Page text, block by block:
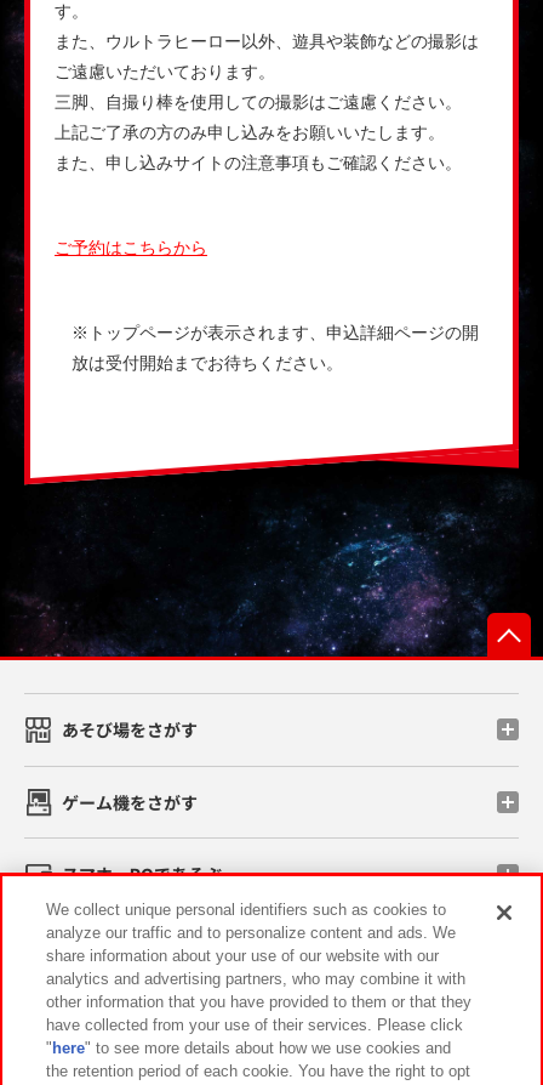
す。
また、ウルトラヒーロー以外、遊具や装飾などの撮影は
ご遠慮いただいております。
三脚、自撮り棒を使用しての撮影はご遠慮ください。
上記ご了承の方のみ申し込みをお願いいたします。
また、申し込みサイトの注意事項もご確認ください。
ご予約はこちらから
※トップページが表示されます、申込詳細ページの開
放は受付開始までお待ちください。
あそび場をさがす
ゲーム機をさがす
スマホ・PCであそぶ
イベント・キャンペーン
関連会社 サステナビリティ サイトポリシー
We collect unique personal identifiers such as cookies to
analyze our traffic and to personalize content and ads. We
share information about your use of our website with our
analytics and advertising partners, who may combine it with
other information that you have provided to them or that they
have collected from your use of their services. Please click
" here" to see more details about how we use cookies and
the retention period of each cookie. You have the right to opt